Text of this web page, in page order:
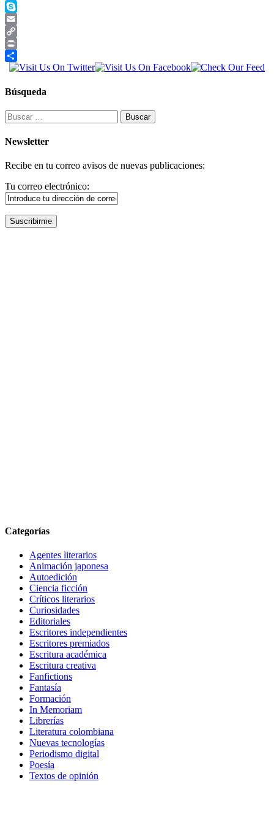
Telegram
Skype
Email
Copy
Link
Print
Compartir
Búsqueda
Buscar:
Newsletter
Recibe en tu correo avisos de nuevas publicaciones:
Tu correo electrónico:
Categorías
Agentes literarios
Animación japonesa
Autoedición
Ciencia ficción
Críticos literarios
Curiosidades
Editoriales
Escritores independientes
Escritores premiados
Escritura académica
Escritura creativa
Fanfictions
Fantasía
Formación
In Memoriam
Librerías
Literatura colombiana
Nuevas tecnologías
Periodismo digital
Poesía
Textos de opinión